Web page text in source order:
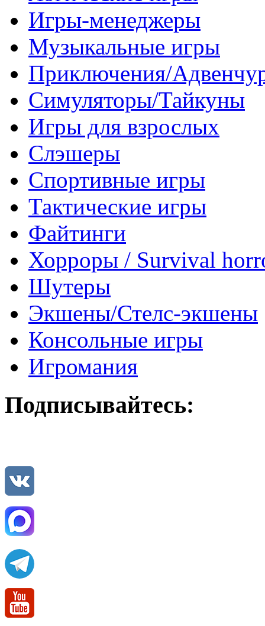
Игры-менеджеры
Музыкальные игры
Приключения/
Симуляторы/Тайкуны
Игры для взрослых
Слэшеры
Спортивные игры
Тактические игры
Файтинги
Хорроры / Survival
Шутеры
Экшены/Стелс-экшены
Консольные игры
Игромания
Подписывайтесь: